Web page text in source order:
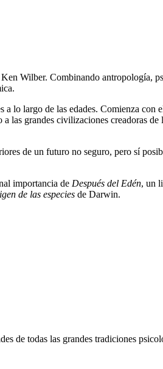
Wilber. Combinando antropología,
a lo largo de las edades. Comienza
a las grandes civilizaciones creadoras
de un futuro no seguro, pero sí
importancia de Después del Edén, un
de las especies de Darwin.
de todas las grandes tradiciones